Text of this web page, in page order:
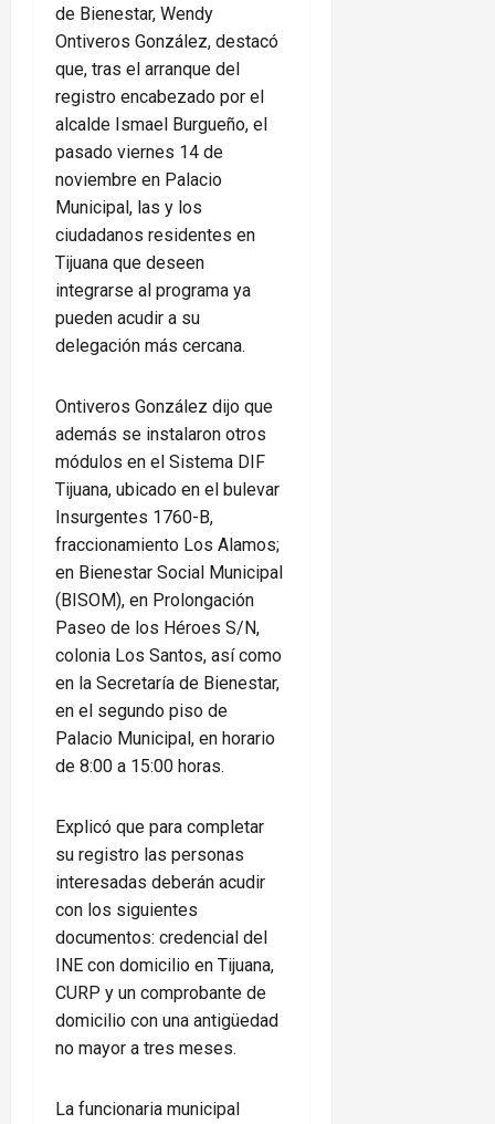
de Bienestar, Wendy
Ontiveros González, destacó
que, tras el arranque del
registro encabezado por el
alcalde Ismael Burgueño, el
pasado viernes 14 de
noviembre en Palacio
Municipal, las y los
ciudadanos residentes en
Tijuana que deseen
integrarse al programa ya
pueden acudir a su
delegación más cercana.
Ontiveros González dijo que
además se instalaron otros
módulos en el Sistema DIF
Tijuana, ubicado en el bulevar
Insurgentes 1760-B,
fraccionamiento Los Alamos;
en Bienestar Social Municipal
(BISOM), en Prolongación
Paseo de los Héroes S/N,
colonia Los Santos, así como
en la Secretaría de Bienestar,
en el segundo piso de
Palacio Municipal, en horario
de 8:00 a 15:00 horas.
Explicó que para completar
su registro las personas
interesadas deberán acudir
con los siguientes
documentos: credencial del
INE con domicilio en Tijuana,
CURP y un comprobante de
domicilio con una antigüedad
no mayor a tres meses.
La funcionaria municipal